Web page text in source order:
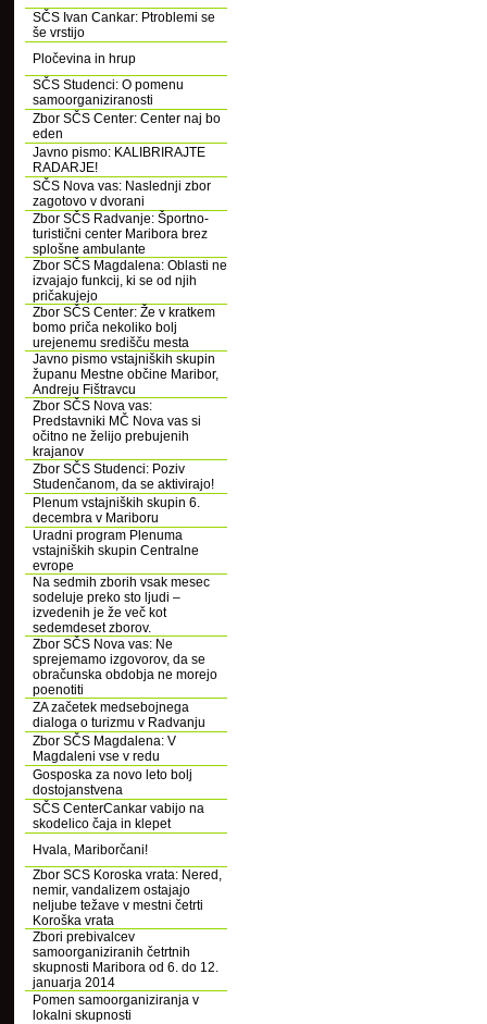
SČS Ivan Cankar: Ptroblemi se
še vrstijo
Pločevina in hrup
SČS Studenci: O pomenu
samoorganiziranosti
Zbor SČS Center: Center naj bo
eden
Javno pismo: KALIBRIRAJTE
RADARJE!
SČS Nova vas: Naslednji zbor
zagotovo v dvorani
Zbor SČS Radvanje: Športno-
turistični center Maribora brez
splošne ambulante
Zbor SČS Magdalena: Oblasti ne
izvajajo funkcij, ki se od njih
pričakujejo
Zbor SČS Center: Že v kratkem
bomo priča nekoliko bolj
urejenemu središču mesta
Javno pismo vstajniških skupin
županu Mestne občine Maribor,
Andreju Fištravcu
Zbor SČS Nova vas:
Predstavniki MČ Nova vas si
očitno ne želijo prebujenih
krajanov
Zbor SČS Studenci: Poziv
Studenčanom, da se aktivirajo!
Plenum vstajniških skupin 6.
decembra v Mariboru
Uradni program Plenuma
vstajniških skupin Centralne
evrope
Na sedmih zborih vsak mesec
sodeluje preko sto ljudi –
izvedenih je že več kot
sedemdeset zborov.
Zbor SČS Nova vas: Ne
sprejemamo izgovorov, da se
obračunska obdobja ne morejo
poenotiti
ZA začetek medsebojnega
dialoga o turizmu v Radvanju
Zbor SČS Magdalena: V
Magdaleni vse v redu
Gosposka za novo leto bolj
dostojanstvena
SČS CenterCankar vabijo na
skodelico čaja in klepet
Hvala, Mariborčani!
Zbor SCS Koroska vrata: Nered,
nemir, vandalizem ostajajo
neljube težave v mestni četrti
Koroška vrata
Zbori prebivalcev
samoorganiziranih četrtnih
skupnosti Maribora od 6. do 12.
januarja 2014
Pomen samoorganiziranja v
lokalni skupnosti